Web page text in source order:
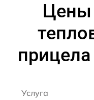
Цены
Услуга